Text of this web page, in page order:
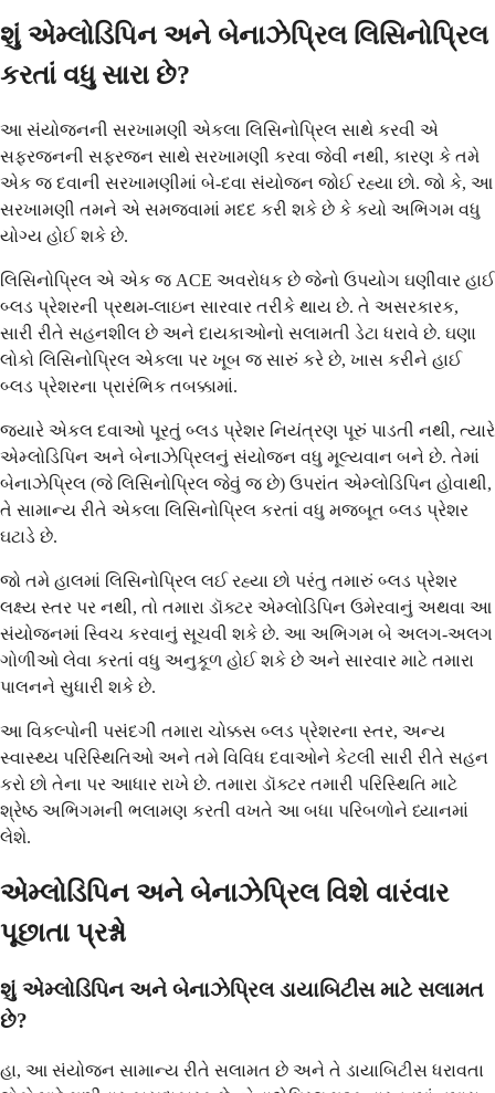
શું એમ્લોડિપિન અને બેનાઝેપ્રિલ લિસિનોપ્રિલ
કરતાં વધુ સારા છે?
આ સંયોજનની સરખામણી એકલા લિસિનોપ્રિલ સાથે કરવી એ
સફરજનની સફરજન સાથે સરખામણી કરવા જેવી નથી, કારણ કે તમે
એક જ દવાની સરખામણીમાં બે-દવા સંયોજન જોઈ રહ્યા છો. જો કે, આ
સરખામણી તમને એ સમજવામાં મદદ કરી શકે છે કે કયો અભિગમ વધુ
યોગ્ય હોઈ શકે છે.
લિસિનોપ્રિલ એ એક જ ACE અવરોધક છે જેનો ઉપયોગ ઘણીવાર હાઈ
બ્લડ પ્રેશરની પ્રથમ-લાઇન સારવાર તરીકે થાય છે. તે અસરકારક,
સારી રીતે સહનશીલ છે અને દાયકાઓનો સલામતી ડેટા ધરાવે છે. ઘણા
લોકો લિસિનોપ્રિલ એકલા પર ખૂબ જ સારું કરે છે, ખાસ કરીને હાઈ
બ્લડ પ્રેશરના પ્રારંભિક તબક્કામાં.
જ્યારે એકલ દવાઓ પૂરતું બ્લડ પ્રેશર નિયંત્રણ પૂરું પાડતી નથી, ત્યારે
એમ્લોડિપિન અને બેનાઝેપ્રિલનું સંયોજન વધુ મૂલ્યવાન બને છે. તેમાં
બેનાઝેપ્રિલ (જે લિસિનોપ્રિલ જેવું જ છે) ઉપરાંત એમ્લોડિપિન હોવાથી,
તે સામાન્ય રીતે એકલા લિસિનોપ્રિલ કરતાં વધુ મજબૂત બ્લડ પ્રેશર
ઘટાડે છે.
જો તમે હાલમાં લિસિનોપ્રિલ લઈ રહ્યા છો પરંતુ તમારું બ્લડ પ્રેશર
લક્ષ્ય સ્તર પર નથી, તો તમારા ડૉક્ટર એમ્લોડિપિન ઉમેરવાનું અથવા આ
સંયોજનમાં સ્વિચ કરવાનું સૂચવી શકે છે. આ અભિગમ બે અલગ-અલગ
ગોળીઓ લેવા કરતાં વધુ અનુકૂળ હોઈ શકે છે અને સારવાર માટે તમારા
પાલનને સુધારી શકે છે.
આ વિકલ્પોની પસંદગી તમારા ચોક્કસ બ્લડ પ્રેશરના સ્તર, અન્ય
સ્વાસ્થ્ય પરિસ્થિતિઓ અને તમે વિવિધ દવાઓને કેટલી સારી રીતે સહન
કરો છો તેના પર આધાર રાખે છે. તમારા ડૉક્ટર તમારી પરિસ્થિતિ માટે
શ્રેષ્ઠ અભિગમની ભલામણ કરતી વખતે આ બધા પરિબળોને ધ્યાનમાં
લેશે.
એમ્લોડિપિન અને બેનાઝેપ્રિલ વિશે વારંવાર
પૂછાતા પ્રશ્નો
શું એમ્લોડિપિન અને બેનાઝેપ્રિલ ડાયાબિટીસ માટે સલામત
છે?
હા, આ સંયોજન સામાન્ય રીતે સલામત છે અને તે ડાયાબિટીસ ધરાવતા